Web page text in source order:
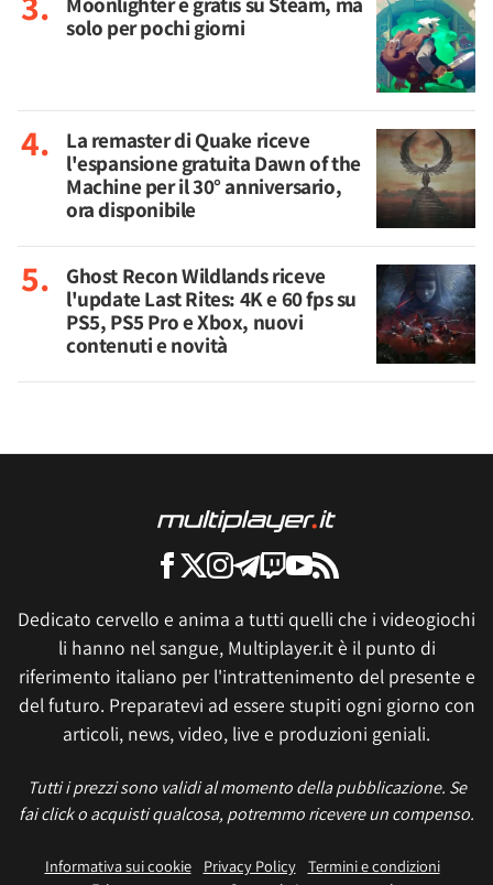
solo per pochi giorni
La remaster di Quake riceve
l'espansione gratuita Dawn of the
Machine per il 30° anniversario,
ora disponibile
Ghost Recon Wildlands riceve
l'update Last Rites: 4K e 60 fps su
PS5, PS5 Pro e Xbox, nuovi
contenuti e novità
Dedicato cervello e anima a tutti quelli che i videogiochi
li hanno nel sangue, Multiplayer.it è il punto di
riferimento italiano per l'intrattenimento del presente e
del futuro. Preparatevi ad essere stupiti ogni giorno con
articoli, news, video, live e produzioni geniali.
Tutti i prezzi sono validi al momento della pubblicazione. Se
fai click o acquisti qualcosa, potremmo ricevere un compenso.
Informativa sui cookie Privacy Policy
Termini e condizioni